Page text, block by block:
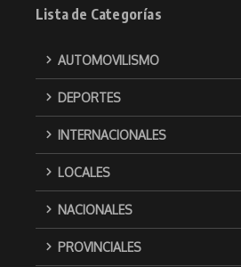
Lista de Categorías
AUTOMOVILISMO
DEPORTES
INTERNACIONALES
LOCALES
NACIONALES
PROVINCIALES